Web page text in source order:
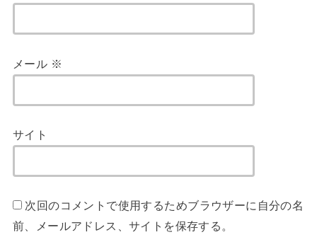
メール ※
サイト
次回のコメントで使用するためブラウザーに自分の名
前、メールアドレス、サイトを保存する。